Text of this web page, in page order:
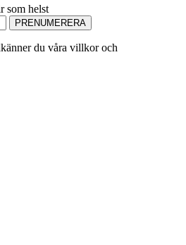
som helst
PRENUMERERA
du våra villkor och